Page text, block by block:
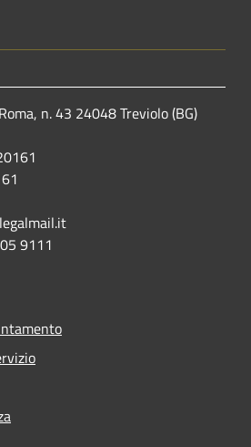
n. 43 24048 Treviolo (BG)
9111